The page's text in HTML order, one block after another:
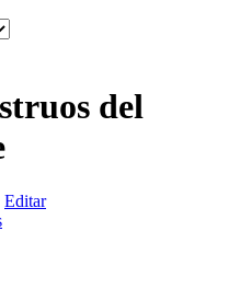
del
Editar